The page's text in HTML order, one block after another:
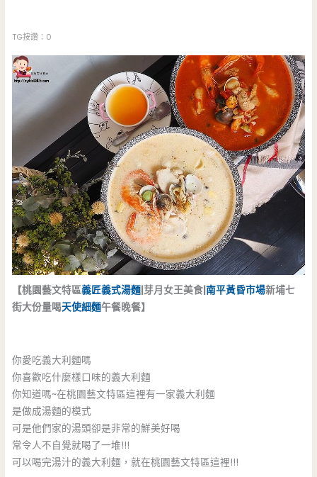
TG按讚：0
【桃園藝文特區義匠義式湯麵|芽月女王美食|南平黃昏市場新埔七
街大份量喝天使細麵午餐晚餐】
你愛吃義大利麵嗎
你喜歡吃什麼樣口味的義大利麵
你知道嗎~在桃園藝文特區這裡有一家義大利麵
是做成湯麵的模式
可是他們家的湯頭卻是非常的鮮美好喝
常令人不自覺就喝了一堆!!!
可以喝完湯汁的義大利麵，就在桃園藝文特區這裡!!!